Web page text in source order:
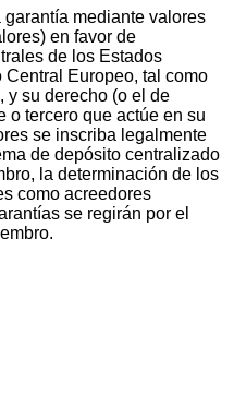
mediante valores
en favor de
de los Estados
Europeo, tal como
y su derecho (o el de
o tercero que actúe en su
se inscriba legalmente
de depósito centralizado
la determinación de los
como acreedores
se regirán por el